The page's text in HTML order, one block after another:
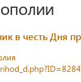
в честь Дня